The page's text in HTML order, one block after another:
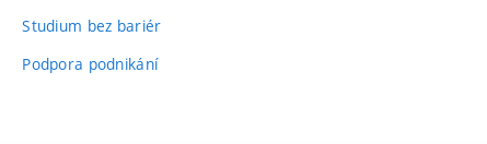
Studium bez bariér
Podpora podnikání